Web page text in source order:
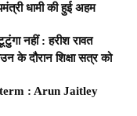
धामी की हुई अहम
नहीं : हरीश रावत
के दौरान शिक्षा सत्र को
: Arun Jaitley